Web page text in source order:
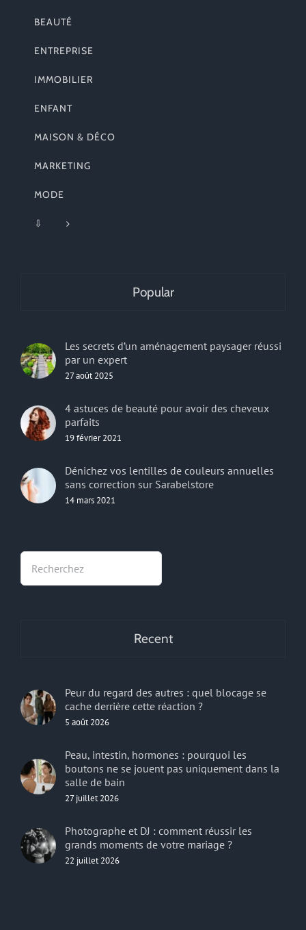
BEAUTÉ
ENTREPRISE
IMMOBILIER
ENFANT
MAISON & DÉCO
MARKETING
MODE
⇩
Popular
Les secrets d’un aménagement paysager réussi
par un expert
27 août 2025
4 astuces de beauté pour avoir des cheveux
parfaits
19 février 2021
Dénichez vos lentilles de couleurs annuelles
sans correction sur Sarabelstore
14 mars 2021
Recent
Peur du regard des autres : quel blocage se
cache derrière cette réaction ?
5 août 2026
Peau, intestin, hormones : pourquoi les
boutons ne se jouent pas uniquement dans la
salle de bain
27 juillet 2026
Photographe et DJ : comment réussir les
grands moments de votre mariage ?
22 juillet 2026